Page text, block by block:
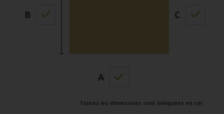
B C
A
Toutes les dimensions sont indiquées en cm